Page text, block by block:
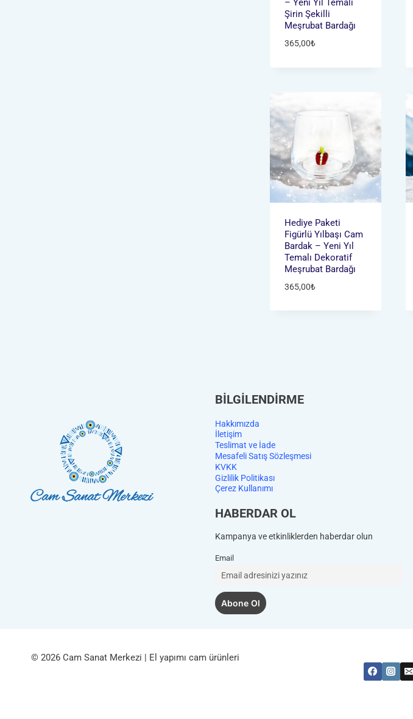
– Yeni Yıl Temalı
Şirin Şekilli
Meşrubat Bardağı
365,00₺
Hediye Paketi
Figürlü Yılbaşı Cam
Bardak – Yeni Yıl
Temalı Dekoratif
Meşrubat Bardağı
365,00₺
BİLGİLENDİRME
Hakkımızda
İletişim
Teslimat ve İade
Mesafeli Satış Sözleşmesi
KVKK
Gizlilik Politikası
Çerez Kullanımı
HABERDAR OL
Kampanya ve etkinliklerden haberdar olun
Email
© 2026 Cam Sanat Merkezi | El yapımı cam ürünleri